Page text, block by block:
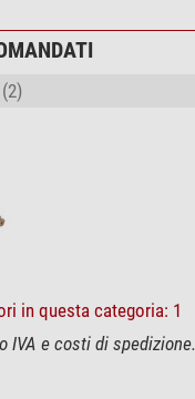
in questa categoria: 1
IVA e costi di spedizione.